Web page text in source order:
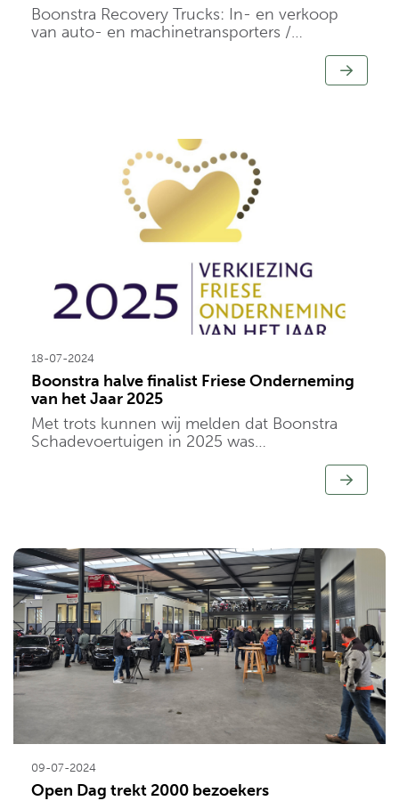
Boonstra Recovery Trucks: In- en verkoop
van auto- en machinetransporters /
18-07-2024
Boonstra halve finalist Friese Onderneming
van het Jaar 2025
Met trots kunnen wij melden dat Boonstra
Schadevoertuigen in 2025 was
verkiezing Friese Onderneming van het Jaar.
09-07-2024
Open Dag trekt 2000 bezoekers